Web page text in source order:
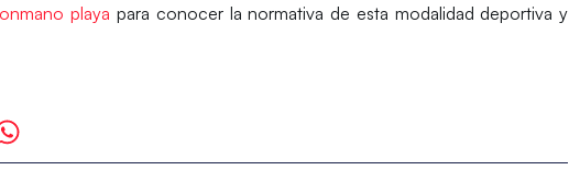
playa para conocer la normativa de esta modalidad deportiva y